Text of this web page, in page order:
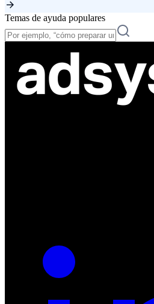
Temas de ayuda populares